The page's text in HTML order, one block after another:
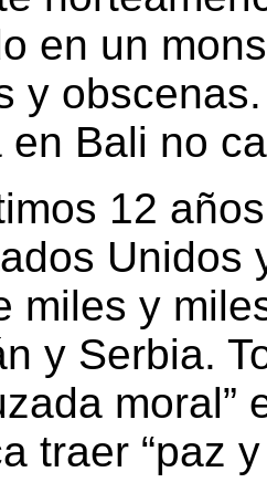
en un
y
en Bali no
12
Unidos
miles y
y Serbia.
traer “paz